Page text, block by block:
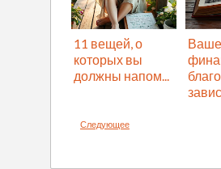
11 вещей, о
которых вы
должны напом...
Ваше
Следующее